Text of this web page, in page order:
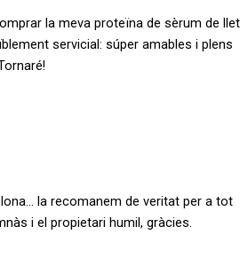
la meva proteïna de sèrum de llet
servicial: súper amables i plens
la recomanem de veritat per a tot
i el propietari humil, gràcies.